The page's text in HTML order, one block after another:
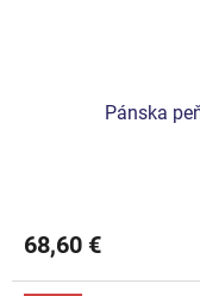
Pánska
68,60 €